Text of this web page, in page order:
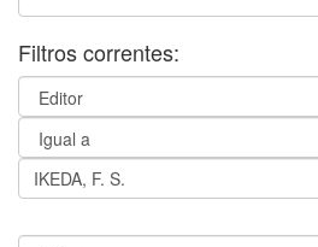
Filtros correntes: